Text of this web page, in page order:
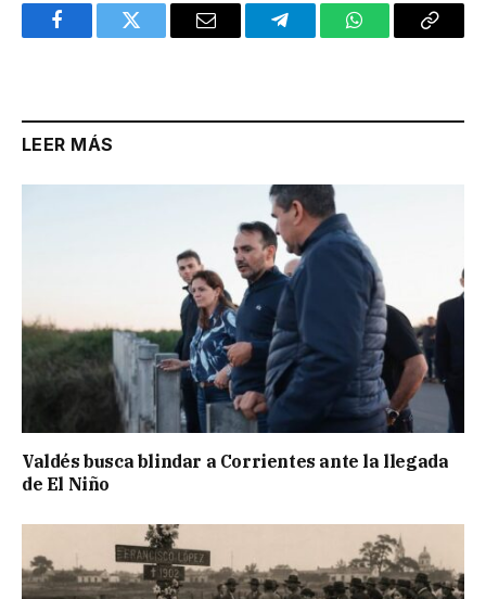
FacebookTwitter Email TelegramWhatsAppCopy
LEER MÁS
Valdés busca blindar a Corrientes ante la llegada
de El Niño